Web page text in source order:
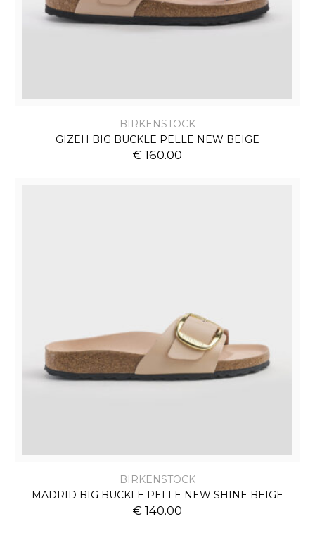
BIRKENSTOCK
GIZEH BIG BUCKLE PELLE NEW BEIGE
€ 160.00
BIRKENSTOCK
MADRID BIG BUCKLE PELLE NEW SHINE BEIGE
€ 140.00